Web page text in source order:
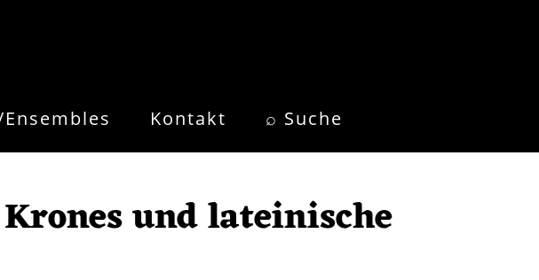
Kontakt ⌕ Suche
und lateinische